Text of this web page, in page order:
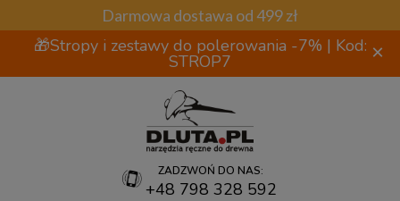
Darmowa dostawa od 499 zł
🎁Stropy i zestawy do polerowania -7% | Kod:
STROP7 ×
ZADZWOŃ DO NAS:
+48 798 328 592